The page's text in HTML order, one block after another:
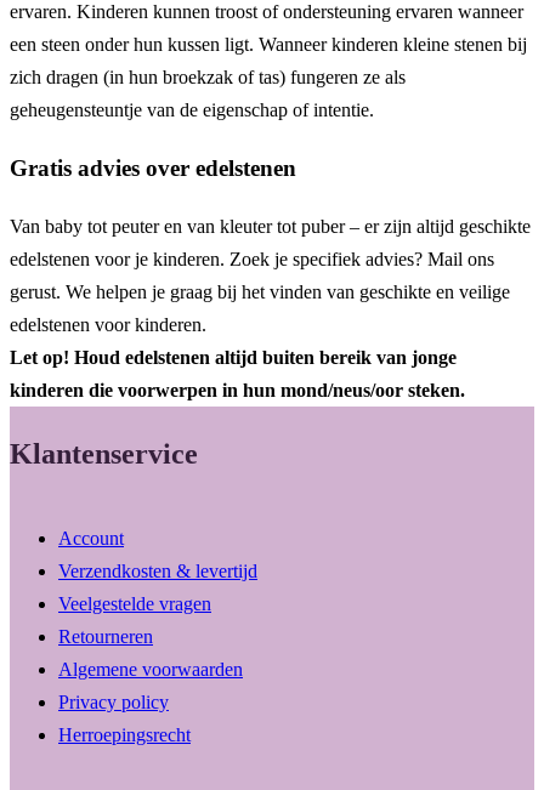
ervaren. Kinderen kunnen troost of ondersteuning ervaren wanneer
een steen onder hun kussen ligt. Wanneer kinderen kleine stenen bij
zich dragen (in hun broekzak of tas) fungeren ze als
geheugensteuntje van de eigenschap of intentie.
Gratis advies over edelstenen
Van baby tot peuter en van kleuter tot puber – er zijn altijd geschikte
edelstenen voor je kinderen. Zoek je specifiek advies? Mail ons
gerust. We helpen je graag bij het vinden van geschikte en veilige
edelstenen voor kinderen.
Let op! Houd edelstenen altijd buiten bereik van jonge
kinderen die voorwerpen in hun mond/neus/oor steken.
Klantenservice
Account
Verzendkosten & levertijd
Veelgestelde vragen
Retourneren
Algemene voorwaarden
Privacy policy
Herroepingsrecht